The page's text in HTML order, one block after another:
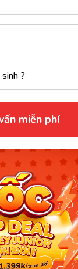
miễn phí
sẽ làm
Thật vậy,
loại
sĩ trước khi
? đã được
cho từng
rằng thông
về vitamin
bản thân
sẻ ngay